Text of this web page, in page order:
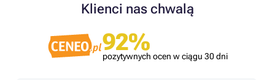
Klienci nas chwalą
92%
pozytywnych ocen w ciągu 30 dni